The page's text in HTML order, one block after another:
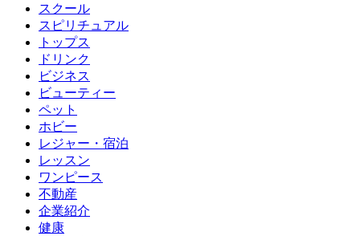
スクール
スピリチュアル
トップス
ドリンク
ビジネス
ビューティー
ペット
ホビー
レジャー・宿泊
レッスン
ワンピース
不動産
企業紹介
健康